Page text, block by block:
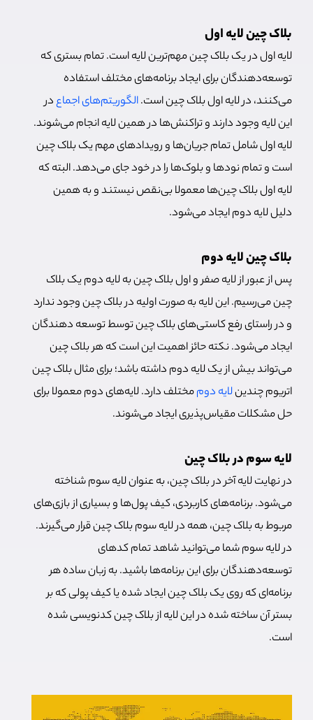
بلاک چین لایه اول
لایه اول در یک بلاک چین مهم‌ترین لایه است. تمام بستری که
توسعه‌دهندگان برای ایجاد برنامه‌های مختلف استفاده
می‌کنند، در لایه اول بلاک چین است.الگوریتم‌های اجماعدر
این لایه وجود دارند و تراکنش‌ها در همین لایه انجام می‌شوند.
لایه اول شامل تمام جریان‌ها و رویدادهای مهم یک بلاک چین
است و تمام نودها و بلوک‌ها را در خود جای می‌دهد. البته که
لایه اول بلاک چین‌ها معمولا بی‌نقص نیستند و به همین
دلیل لایه دوم ایجاد می‌شود.
بلاک چین لایه دوم
پس از عبور از لایه صفر و اول بلاک چین به لایه دوم یک بلاک
چین می‌رسیم. این لایه به صورت اولیه در بلاک چین وجود ندارد
و در راستای رفع کاستی‌های بلاک چین توسط توسعه دهندگان
ایجاد می‌شود. نکته حائز اهمیت این است که هر بلاک چین
‌می‌تواند بیش از یک لایه دوم داشته باشد؛ برای مثال بلاک چین
اتریوم چندینلایه دوممختلف دارد. لایه‌های دوم معمولا برای
حل مشکلات مقیاس‌پذیری ایجاد می‌شوند.
لایه سوم در بلاک چین
در نهایت لایه آخر در بلاک چین، به عنوان لایه سوم شناخته
می‌شود. برنامه‌های کاربردی، کیف پول‌ها و بسیاری از بازی‌های
مربوط به بلاک چین‌، همه در لایه سوم بلاک چین قرار می‌گیرند.
در لایه سوم شما می‌توانید شاهد تمام کدهای
توسعه‌دهندگان برای این برنامه‌ها باشید. به زبان ساده هر
برنامه‌ای که روی یک بلاک چین ایجاد شده یا کیف پولی که بر
بستر آن ساخته شده در این لایه از بلاک چین کدنویسی شده
است.